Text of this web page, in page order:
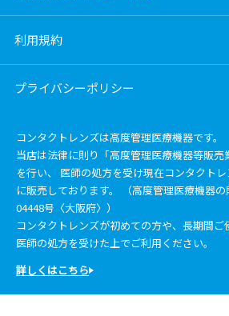
利用規約
プライバシーポリシー
コンタクトレンズは高度管理医療機器です。
当店は法律に則り「高度管理医療機器等販
を行い、 医師の処方を受け現在コンタクト
に販売しております。 （高度管理医療機器
04448号〈大阪府〉）
コンタクトレンズが初めての方や、長期間ご
医師の処方を受けた上でご利用ください。
詳しくはこちら